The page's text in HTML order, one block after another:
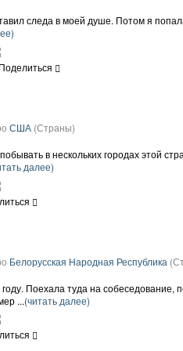
следа в моей душе. Потом я
Поделиться
США (Страны)
в нескольких городах этой
далее)
Белорусская Народная Республика
Поехала туда на
...(читать далее)